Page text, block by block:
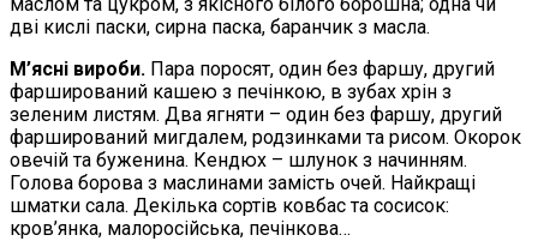
дві кислі паски, сирна паска, баранчик з масла.
М’ясні вироби. Пара поросят, один без фаршу, другий
фарширований кашею з печінкою, в зубах хрін з
зеленим листям. Два ягняти – один без фаршу, другий
фарширований мигдалем, родзинками та рисом. Окорок
овечій та буженина. Кендюх – шлунок з начинням.
Голова борова з маслинами замість очей. Найкращі
шматки сала. Декілька сортів ковбас та сосисок:
кров’янка, малоросійська, печінкова…